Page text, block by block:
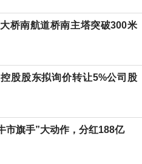
桥南航道桥南主塔突破300米
股股东拟询价转让5%公司股
市旗手”大动作，分红188亿